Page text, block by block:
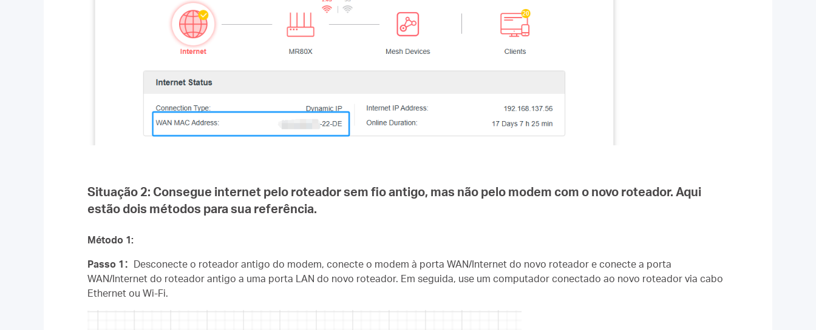
Situação 2: Consegue internet pelo roteador sem fio antigo, mas não pelo modem com o novo roteador. Aqui
estão dois métodos para sua referência.
Método 1:
Passo 1 ： Desconecte o roteador antigo do modem, conecte o modem à porta WAN/Internet do novo roteador e conecte a porta
WAN/Internet do roteador antigo a uma porta LAN do novo roteador. Em seguida, use um computador conectado ao novo roteador via cabo
Ethernet ou Wi-Fi.